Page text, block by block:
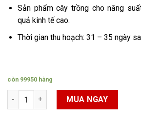
Sản phẩm cây trồng cho năng
quả kinh tế cao.
Thời gian thu hoạch: 31 – 35 ngày
còn 99950 hàng
Hạt giống dưa leo F1 Trang Nông số
MUA NGAY